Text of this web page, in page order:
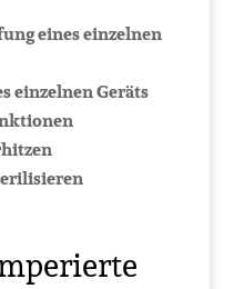
eines einzelnen
einzelnen Geräts